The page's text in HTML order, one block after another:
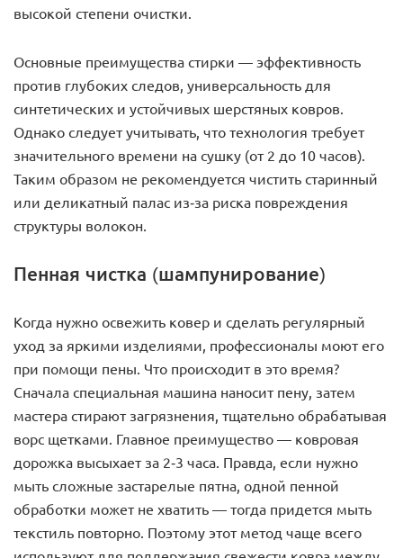
высокой степени очистки.
Основные преимущества стирки — эффективность
против глубоких следов, универсальность для
синтетических и устойчивых шерстяных ковров.
Однако следует учитывать, что технология требует
значительного времени на сушку (от 2 до 10 часов).
Таким образом не рекомендуется чистить старинный
или деликатный палас из-за риска повреждения
структуры волокон.
Пенная чистка (шампунирование)
Когда нужно освежить ковер и сделать регулярный
уход за яркими изделиями, профессионалы моют его
при помощи пены. Что происходит в это время?
Сначала специальная машина наносит пену, затем
мастера стирают загрязнения, тщательно обрабатывая
ворс щетками. Главное преимущество — ковровая
дорожка высыхает за 2-3 часа. Правда, если нужно
мыть сложные застарелые пятна, одной пенной
обработки может не хватить — тогда придется мыть
текстиль повторно. Поэтому этот метод чаще всего